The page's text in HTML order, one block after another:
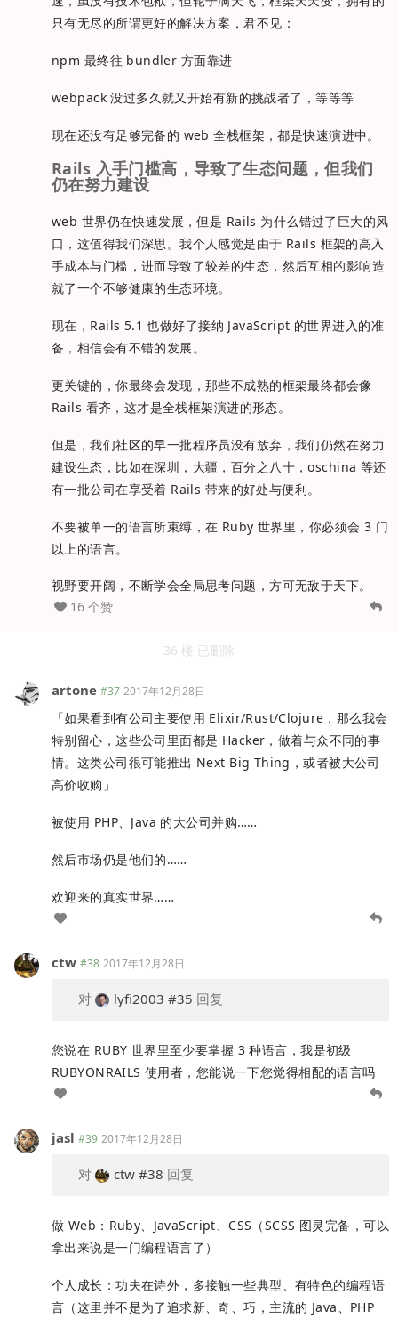
只有无尽的所谓更好的解决方案，君不见：
npm 最终往 bundler 方面靠进
webpack 没过多久就又开始有新的挑战者了，等等等
现在还没有足够完备的 web 全栈框架，都是快速演进中。
Rails 入手门槛高，导致了生态问题，但我们
仍在努力建设
web 世界仍在快速发展，但是 Rails 为什么错过了巨大的风
口，这值得我们深思。我个人感觉是由于 Rails 框架的高入
手成本与门槛，进而导致了较差的生态，然后互相的影响造
就了一个不够健康的生态环境。
现在，Rails 5.1 也做好了接纳 JavaScript 的世界进入的准
备，相信会有不错的发展。
更关键的，你最终会发现，那些不成熟的框架最终都会像
Rails 看齐，这才是全栈框架演进的形态。
但是，我们社区的早一批程序员没有放弃，我们仍然在努力
建设生态，比如在深圳，大疆，百分之八十，oschina 等还
有一批公司在享受着 Rails 带来的好处与便利。
不要被单一的语言所束缚，在 Ruby 世界里，你必须会 3 门
以上的语言。
视野要开阔，不断学会全局思考问题，方可无敌于天下。
16 个赞
36 楼 已删除
artone #37 2017年12月28日
「如果看到有公司主要使用 Elixir/Rust/Clojure，那么我会
特别留心，这些公司里面都是 Hacker，做着与众不同的事
情。这类公司很可能推出 Next Big Thing，或者被大公司
高价收购」
被使用 PHP、Java 的大公司并购……
然后市场仍是他们的……
欢迎来的真实世界……
ctw #38 2017年12月28日
对 lyfi2003 #35 回复
您说在 RUBY 世界里至少要掌握 3 种语言，我是初级
RUBYONRAILS 使用者，您能说一下您觉得相配的语言吗
jasl #39 2017年12月28日
对 ctw #38 回复
做 Web：Ruby、JavaScript、CSS（SCSS 图灵完备，可以
拿出来说是一门编程语言了）
个人成长：功夫在诗外，多接触一些典型、有特色的编程语
言（这里并不是为了追求新、奇、巧，主流的 Java、PHP